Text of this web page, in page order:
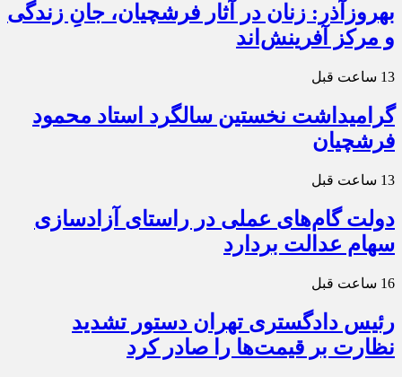
بهروزآذر: زنان در آثار فرشچیان، جانِ زندگی
و مرکز آفرینش‌اند
13 ساعت قبل
گرامیداشت نخستین سالگرد استاد محمود
فرشچیان
13 ساعت قبل
دولت گام‌های عملی در راستای آزادسازی
سهام عدالت بردارد
16 ساعت قبل
رئیس دادگستری تهران دستور تشدید
نظارت بر قیمت‌ها را صادر کرد